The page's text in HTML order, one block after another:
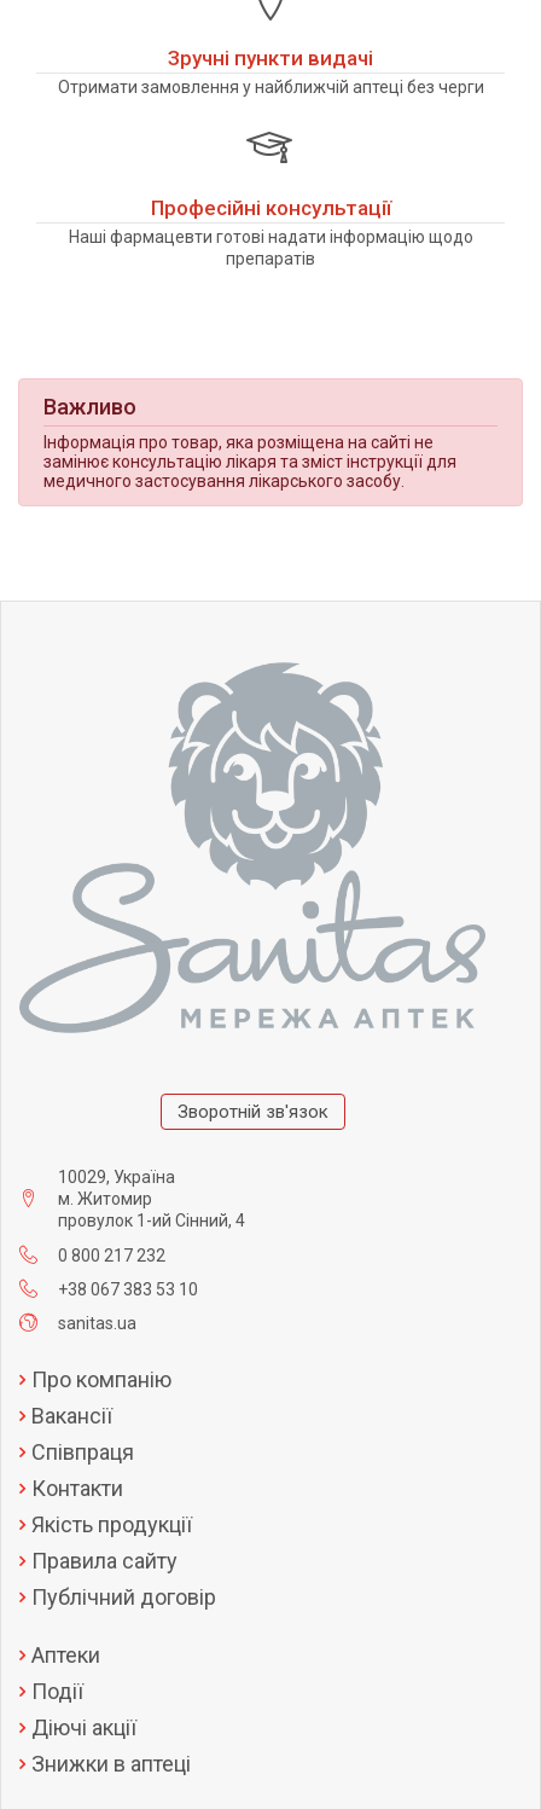
Зручні пункти видачі
Отримати замовлення у найближчій аптеці без черги
Професійні консультації
Наші фармацевти готові надати інформацію щодо
препаратів
Важливо
Інформація про товар, яка розміщена на сайті не
замінює консультацію лікаря та зміст інструкції для
медичного застосування лікарського засобу.
Зворотній зв'язок
10029, Україна
м. Житомир
провулок 1-ий Сінний, 4
0 800 217 232
+38 067 383 53 10
sanitas.ua
Про компанію
Вакансії
Співпраця
Контакти
Якість продукції
Правила сайту
Публічний договір
Аптеки
Події
Діючі акції
Знижки в аптеці